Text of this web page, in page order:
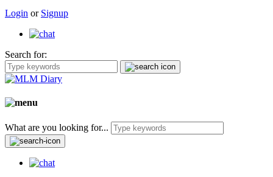
Login or Signup
Search for:
What are you looking for...